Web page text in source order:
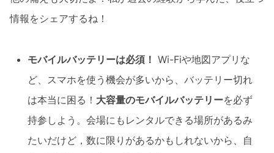
情報をシェアするね！
モバイルバッテリーは必須！ Wi-Fiや地図アプリな
ど、スマホを使う機会が多いから、バッテリー切れ
は本当に困る！ 大容量のモバイルバッテリーを必ず
持参しよう。会場にもレンタルできる場所があるみ
たいだけど，数に限りがあるかもしれないから、自